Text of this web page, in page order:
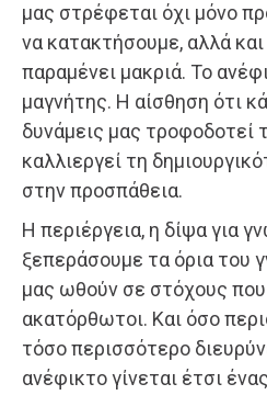
μας στρέφεται όχι μόνο
να κατακτήσουμε, αλλά
παραμένει μακριά. Το
μαγνήτης. Η αίσθηση ότι
δυνάμεις μας τροφοδοτεί
καλλιεργεί τη
στην προσπάθεια.
Η περιέργεια, η δίψα για
ξεπεράσουμε τα όρια του
μας ωθούν σε στόχους που
ακατόρθωτοι. Και όσο
τόσο περισσότερο
ανέφικτο γίνεται έτσι